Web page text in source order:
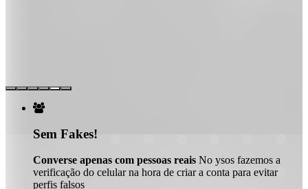

Sem Fakes!
Converse apenas com pessoas reais No ysos fazemos a
verificação do celular na hora de criar a conta para evitar
perfis falsos